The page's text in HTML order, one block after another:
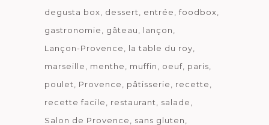
degusta box
dessert entrée
foodbox
gastronomie
gâteau
lançon
Lançon-Provence
la table du roy
marseille
menthe muffin oeuf paris
poulet
Provence pâtisserie
recette
recette facile
restaurant
salade
Salon de Provence
sans gluten